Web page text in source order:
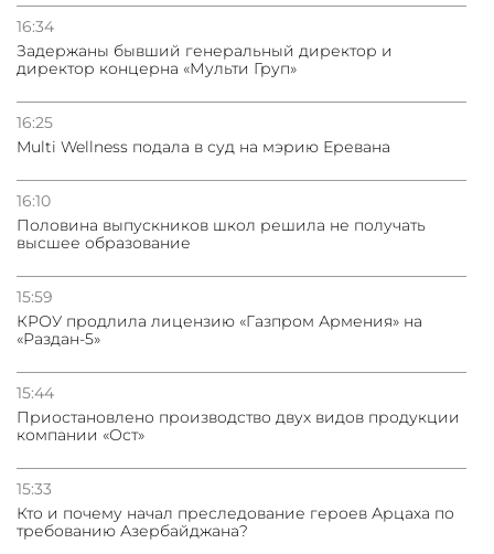
16:34
Задержаны бывший генеральный директор и
директор концерна «Мульти Груп»
16:25
Multi Wellness подала в суд на мэрию Еревана
16:10
Половина выпускников школ решила не получать
высшее образование
15:59
КРОУ продлила лицензию «Газпром Армения» на
«Раздан-5»
15:44
Приостановлено производство двух видов продукции
компании «Ост»
15:33
Кто и почему начал преследование героев Арцаха по
требованию Азербайджана?
31.07.2026
условии прекращения огня